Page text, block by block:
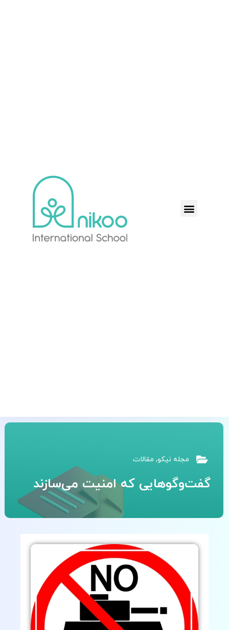
مجله نیکو, مقالات
گفت‌وگوهایی که امنیت می‌سازند